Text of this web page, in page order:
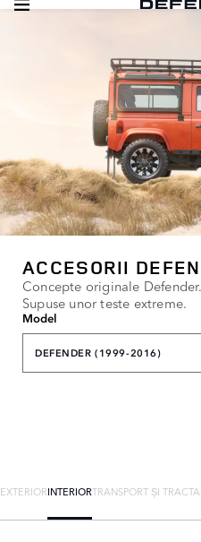
ACCESORII
Concepte originale
Supuse unor teste extreme.
Model
DEFENDER (1999-2016)
EXTERIORINTERIORTRANSPORT ȘI